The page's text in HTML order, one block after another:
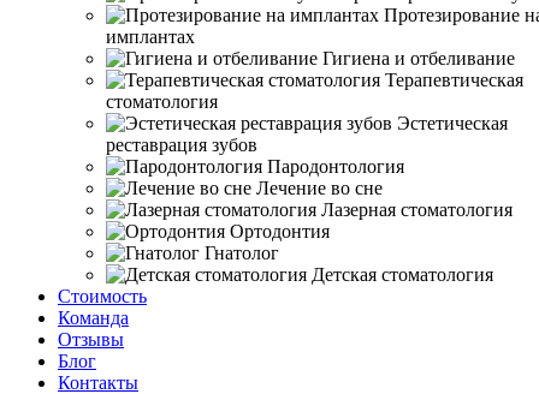
Протезирование
имплантах
Гигиена и отбеливание
Терапевтическая
стоматология
Эстетическая
реставрация зубов
Пародонтология
Лечение во сне
Лазерная стоматология
Ортодонтия
Гнатолог
Детская стоматология
Стоимость
Команда
Отзывы
Блог
Контакты